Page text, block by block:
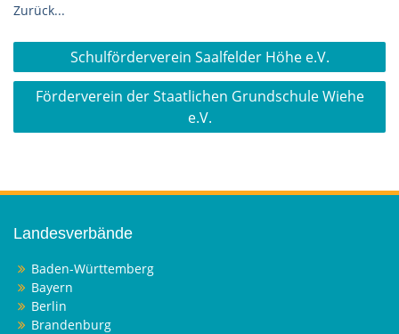
Zurück...
Beitragsnavigation
Schulförderverein Saalfelder Höhe e.V.
Förderverein der Staatlichen Grundschule Wiehe
e.V.
Landesverbände
Baden-Württemberg
Bayern
Berlin
Brandenburg